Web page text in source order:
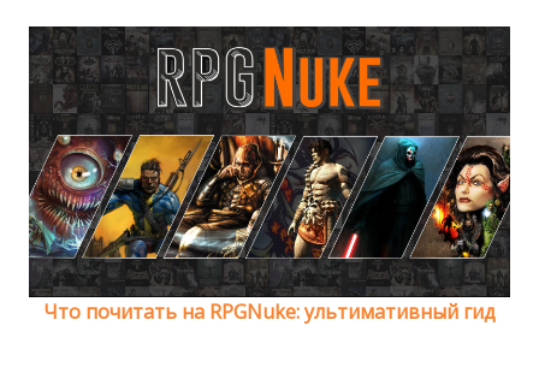
Что почитать на RPGNuke: ультимативный гид